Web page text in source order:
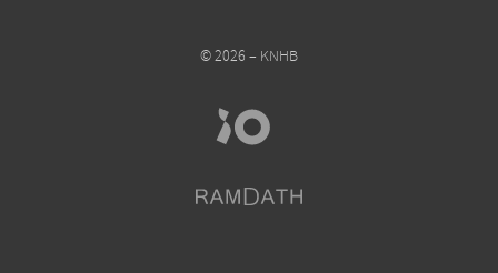
© 2026 – KNHB